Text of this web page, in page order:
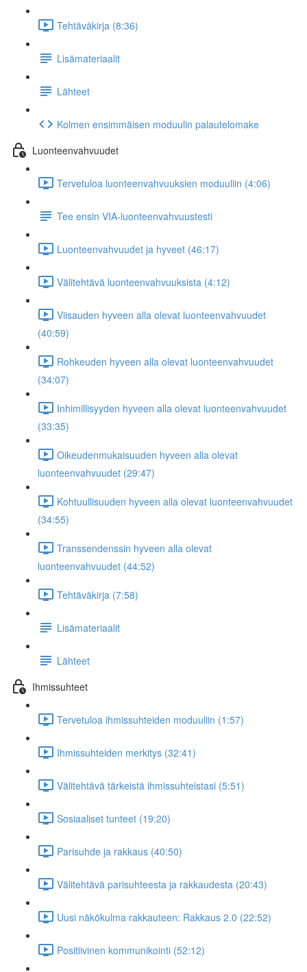
Tehtäväkirja (8:36)
Lisämateriaalit
Lähteet
Kolmen ensimmäisen moduulin palautelomake
Luonteenvahvuudet
Tervetuloa luonteenvahvuuksien moduuliin (4:06)
Tee ensin VIA-luonteenvahvuustesti
Luonteenvahvuudet ja hyveet (46:17)
Välitehtävä luonteenvahvuuksista (4:12)
Viisauden hyveen alla olevat luonteenvahvuudet
(40:59)
Rohkeuden hyveen alla olevat luonteenvahvuudet
(34:07)
Inhimillisyyden hyveen alla olevat luonteenvahvuudet
(33:35)
Oikeudenmukaisuuden hyveen alla olevat
luonteenvahvuudet (29:47)
Kohtuullisuuden hyveen alla olevat luonteenvahvuudet
(34:55)
Transsendenssin hyveen alla olevat
luonteenvahvuudet (44:52)
Tehtäväkirja (7:58)
Lisämateriaalit
Lähteet
Ihmissuhteet
Tervetuloa ihmissuhteiden moduuliin (1:57)
Ihmissuhteiden merkitys (32:41)
Välitehtävä tärkeistä ihmissuhteistasi (5:51)
Sosiaaliset tunteet (19:20)
Parisuhde ja rakkaus (40:50)
Välitehtävä parisuhteesta ja rakkaudesta (20:43)
Uusi näkökulma rakkauteen: Rakkaus 2.0 (22:52)
Positiivinen kommunikointi (52:12)